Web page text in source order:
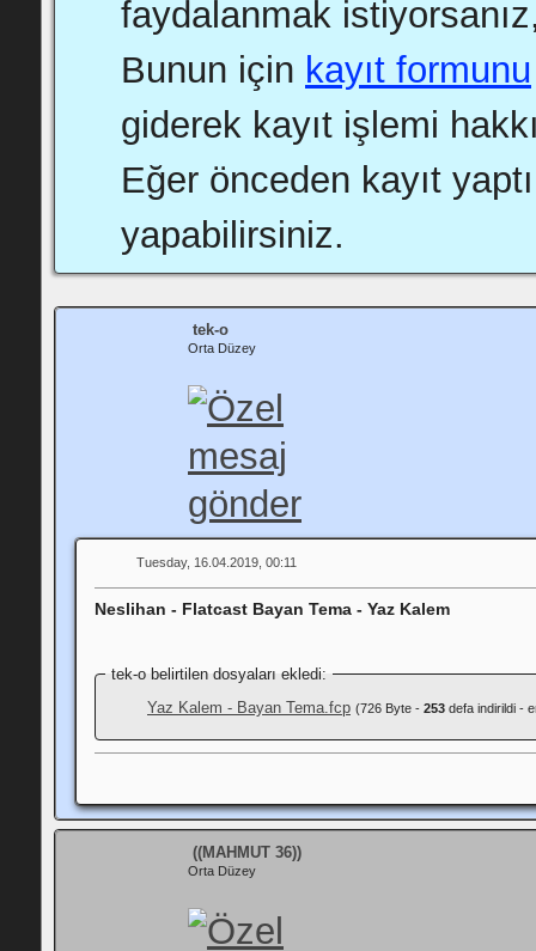
faydalanmak
Bunun için kayıt formunu
giderek kayıt işlemi
Eğer önceden kayıt
yapabilirsiniz.
tek-o
Orta Düzey
Tuesday, 16.04.2019, 00:11
Neslihan - Flatcast Bayan Tema - Yaz Kalem
tek-o belirtilen dosyaları ekledi:
Yaz Kalem - Bayan Tema.fcp (726 Byte - 253 defa indirildi -
((MAHMUT 36))
Orta Düzey